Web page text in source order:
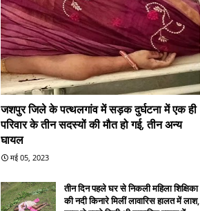
जशपुर जिले के पत्थलगांव में सड़क दुर्घटना में एक ही
परिवार के तीन सदस्यों की मौत हो गई, तीन अन्य
घायल
मई 05, 2023
तीन दिन पहले घर से निकली महिला शिक्षिका
की नदी किनारे मिलीं लावारिस हालत में लाश,